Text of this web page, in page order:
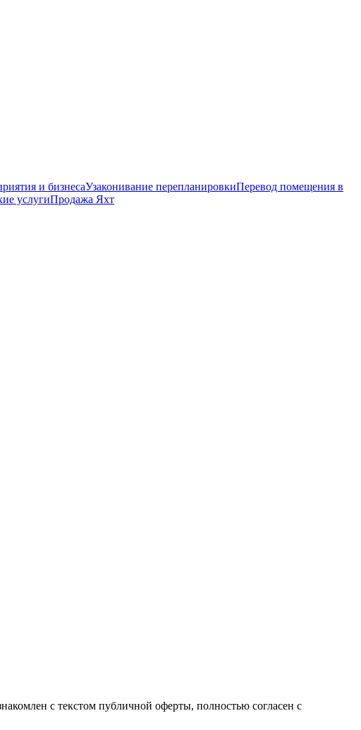
и бизнесаУзаконивание перепланировкиПеревод помещения в
услугиПродажа Яхт
с текстом публичной оферты, полностью согласен с